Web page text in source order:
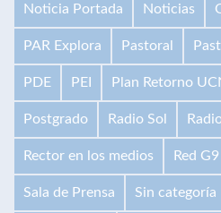
Noticia Portada Noticias
PAR Explora Pastoral
PDE PEI Plan Retorno
Postgrado Radio Sol
Rector en los medios Red G9
Sala de Prensa Sin categoría